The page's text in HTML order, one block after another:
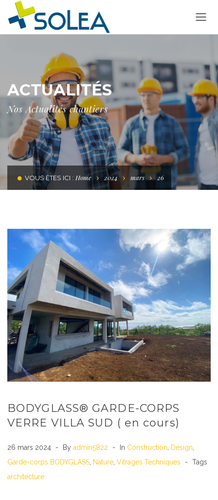
ACTUALITÉS
Nos Actualités chantiers
VOUS ÊTES ICI : Home 2024 mars 26
BODYGLASS® GARDE-CORPS
VERRE VILLA SUD ( en cours)
26 mars 2024 By admin5822 In Construction Design
Garde-corps BODYGLASS Nature Vitrages Techniques
Tags
architecture